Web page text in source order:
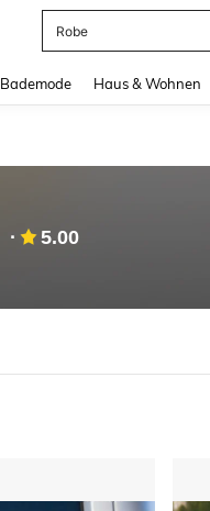
Robe
Bademode Haus & Wohnen
5.00